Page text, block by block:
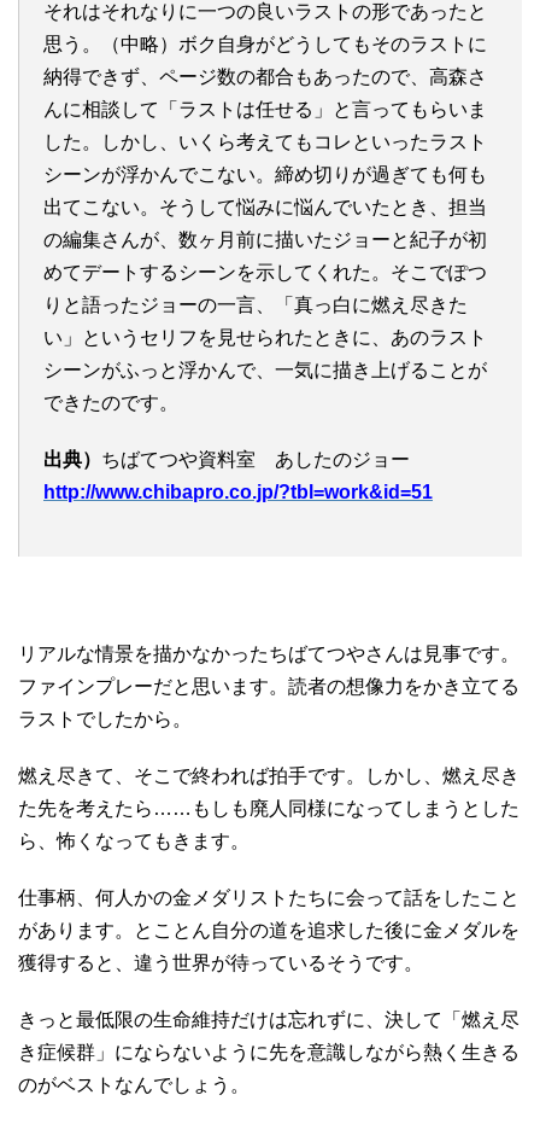
それはそれなりに一つの良いラストの形であったと
思う。（中略）ボク自身がどうしてもそのラストに
納得できず、ページ数の都合もあったので、高森さ
んに相談して「ラストは任せる」と言ってもらいま
した。しかし、いくら考えてもコレといったラスト
シーンが浮かんでこない。締め切りが過ぎても何も
出てこない。そうして悩みに悩んでいたとき、担当
の編集さんが、数ヶ月前に描いたジョーと紀子が初
めてデートするシーンを示してくれた。そこでぽつ
りと語ったジョーの一言、「真っ白に燃え尽きた
い」というセリフを見せられたときに、あのラスト
シーンがふっと浮かんで、一気に描き上げることが
できたのです。
出典） ちばてつや資料室 あしたのジョー
http://www.chibapro.co.jp/?tbl=work&id=51
リアルな情景を描かなかったちばてつやさんは見事です。
ファインプレーだと思います。読者の想像力をかき立てる
ラストでしたから。
燃え尽きて、そこで終われば拍手です。しかし、燃え尽き
た先を考えたら……もしも廃人同様になってしまうとした
ら、怖くなってもきます。
仕事柄、何人かの金メダリストたちに会って話をしたこと
があります。とことん自分の道を追求した後に金メダルを
獲得すると、違う世界が待っているそうです。
きっと最低限の生命維持だけは忘れずに、決して「燃え尽
き症候群」にならないように先を意識しながら熱く生きる
のがベストなんでしょう。